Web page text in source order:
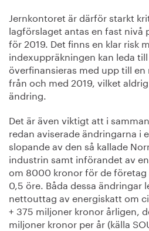
Jernkontoret är därför starkt
lagförslaget antas en fast nivå
för 2019. Det finns en klar risk
indexuppräkningen kan leda
överfinansieras med upp till
från och med 2019, vilket
ändring.
Det är även viktigt att i
redan aviserade ändringarna i
slopande av den så kallade
industrin samt införandet av
om 8000 kronor för de företag
0,5 öre. Båda dessa ändringar
nettouttag av energiskatt om
+ 375 miljoner kronor årligen,
miljoner kronor per år (källa